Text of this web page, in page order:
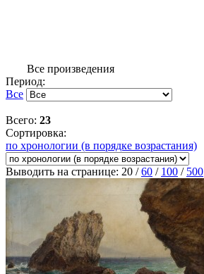
Все произведения
Период:
Все
Всего: 23
Сортировка:
по хронологии (в порядке возрастания)
Выводить на странице: 20 /60 / 100 / 500